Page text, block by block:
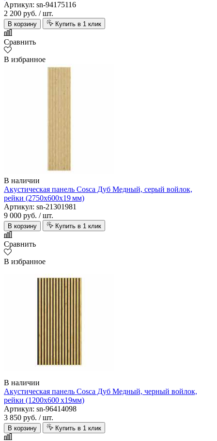
Артикул: sn-94175116
2 200 руб. / шт.
В корзину Купить в 1 клик
Сравнить
В избранное
В наличии
Акустическая панель Cosca Дуб Медный, серый войлок,
рейки (2750х600х19 мм)
Артикул: sn-21301981
9 000 руб. / шт.
В корзину Купить в 1 клик
Сравнить
В избранное
В наличии
Акустическая панель Cosca Дуб Медный, черный войлок,
рейки (1200х600 х19мм)
Артикул: sn-96414098
3 850 руб. / шт.
В корзину Купить в 1 клик